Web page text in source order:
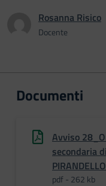
Rosanna Risico
Docente
Documenti
Avviso
secondaria
pdf - 262 kb